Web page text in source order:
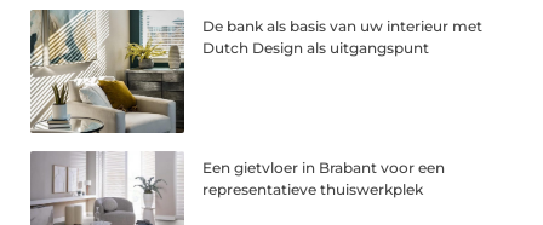
De bank als basis van uw interieur met
Dutch Design als uitgangspunt
Een gietvloer in Brabant voor een
representatieve thuiswerkplek